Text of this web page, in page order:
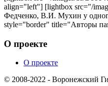
align="left"] [lightbox src="/
Федченко, В.И. Мухин у
style="border" title="Авторы
О проекте
О проекте
© 2008-2022 - Воронежский